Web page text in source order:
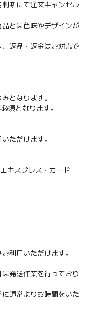
判断にて注文キャンセル
品とは色味やデザインが
、返品・返金はご対応で
となります。
須となります。
ただけます。
キスプレス・カード
利用いただけます。
発送作業を行っており
通常よりお時間をいた